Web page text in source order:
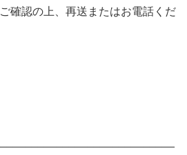
確認の上、再送またはお電話くだ